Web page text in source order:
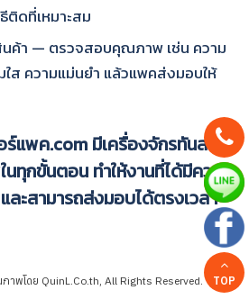
ติดที่เหมาะสม
ค้า — ตรวจสอบคุณภาพ เช่น ความ
ส ความแม่นยำ แล้วแพคส่งมอบให้
ร์แพค.com มีเครื่องจักรทันสมัย
ทุกขั้นตอน ทำให้งานที่ได้มีความ
ละสามารถส่งมอบได้ตรงเวลา
าพโดย QuinL.Co.th, All Rights Reserved. TOP